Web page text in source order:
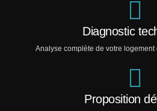
Diagnostic
Analyse complète de votre logement
Proposition